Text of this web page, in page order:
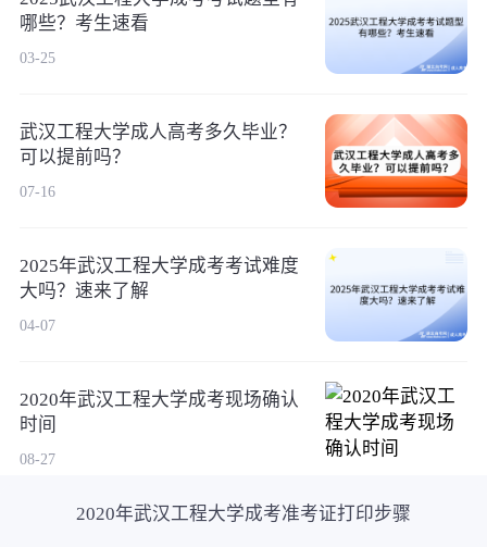
哪些？考生速看
03-25
武汉工程大学成人高考多久毕业？
可以提前吗？
07-16
2025年武汉工程大学成考考试难度
大吗？速来了解
04-07
2020年武汉工程大学成考现场确认
时间
08-27
2020年武汉工程大学成考准考证打印步骤